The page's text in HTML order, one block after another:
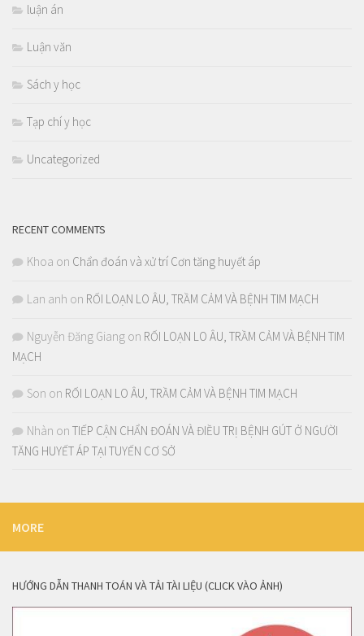
luận án
Luận văn
Sách y học
Tạp chí y học
Uncategorized
RECENT COMMENTS
Khoa on Chẩn đoán và xử trí Cơn tăng huyết áp
Lan anh on RỐI LOẠN LO ÂU, TRẦM CẢM VÀ BỆNH TIM MẠCH
Nguyễn Đăng Giang on RỐI LOẠN LO ÂU, TRẦM CẢM VÀ BỆNH TIM
MẠCH
Son on RỐI LOẠN LO ÂU, TRẦM CẢM VÀ BỆNH TIM MẠCH
Nhàn on TIẾP CẬN CHẨN ĐOÁN VÀ ĐIỀU TRỊ BỆNH GÚT Ở NGƯỜI
TĂNG HUYẾT ÁP TẠI TUYẾN CƠ SỞ
MORE
HƯỚNG DẪN THANH TOÁN VÀ TẢI TÀI LIỆU (CLICK VÀO ẢNH)